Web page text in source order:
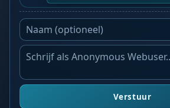
Verstuur